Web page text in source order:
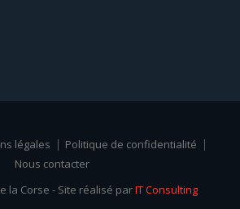
légales
Politique de confidentialité
Nous contacter
la Corse - Site réalisé parIT Consulting